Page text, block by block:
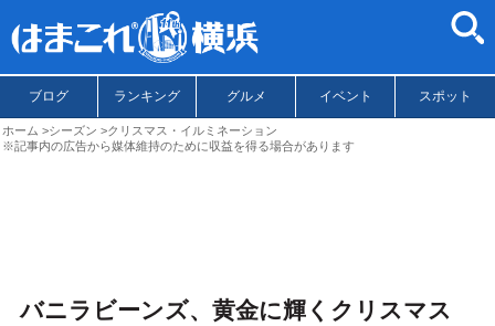
ブログ ランキング グルメ イベント スポット
ホーム シーズン
クリスマス・イルミネーション
※記事内の広告から媒体維持のために収益を得る場合があります
バニラビーンズ、黄金に輝くクリスマス